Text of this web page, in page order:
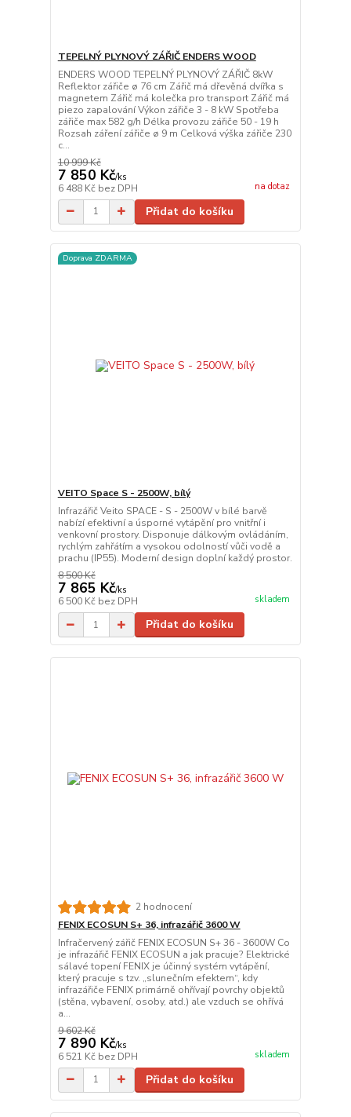
TEPELNÝ PLYNOVÝ ZÁŘIČ ENDERS WOOD
ENDERS WOOD TEPELNÝ PLYNOVÝ ZÁŘIČ 8kW
Reflektor zářiče ø 76 cm Zářič má dřevěná dvířka s
magnetem Zářič má kolečka pro transport Zářič má
piezo zapalování Výkon zářiče 3 - 8 kW Spotřeba
zářiče max 582 g/h Délka provozu zářiče 50 - 19 h
Rozsah záření zářiče ø 9 m Celková výška zářiče 230
c...
10 999 Kč
7 850 Kč/ks
6 488 Kč bez DPH na dotaz
Přidat do košíku
Doprava ZDARMA
VEITO Space S - 2500W, bílý
Infrazářič Veito SPACE - S - 2500W v bílé barvě
nabízí efektivní a úsporné vytápění pro vnitřní i
venkovní prostory. Disponuje dálkovým ovládáním,
rychlým zahřátím a vysokou odolností vůči vodě a
prachu (IP55). Moderní design doplní každý prostor.
8 500 Kč
7 865 Kč/ks
6 500 Kč bez DPH skladem
Přidat do košíku
2 hodnocení
FENIX ECOSUN S+ 36, infrazářič 3600 W
Infračervený zářič FENIX ECOSUN S+ 36 - 3600W Co
je infrazářič FENIX ECOSUN a jak pracuje? Elektrické
sálavé topení FENIX je účinný systém vytápění,
který pracuje s tzv. „slunečním efektem“, kdy
infrazářiče FENIX primárně ohřívají povrchy objektů
(stěna, vybavení, osoby, atd.) ale vzduch se ohřívá
a...
9 602 Kč
7 890 Kč/ks
6 521 Kč bez DPH skladem
Přidat do košíku